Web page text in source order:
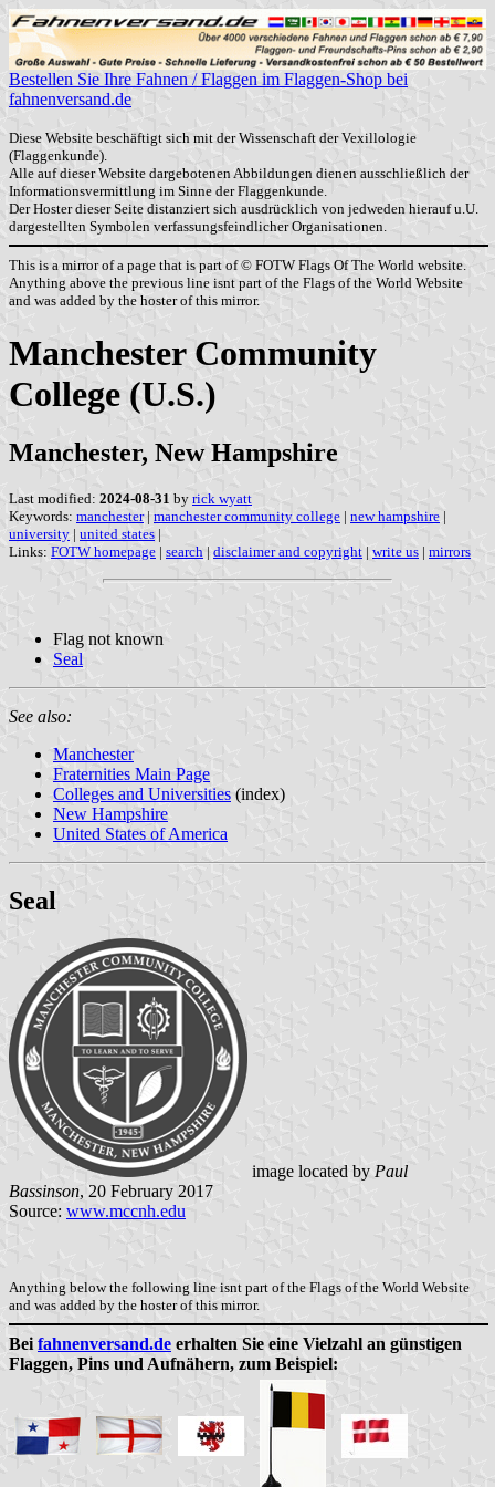
Bestellen Sie Ihre Fahnen / Flaggen im Flaggen-Shop bei
fahnenversand.de
Diese Website beschäftigt sich mit der Wissenschaft der Vexillologie
(Flaggenkunde).
Alle auf dieser Website dargebotenen Abbildungen dienen ausschließlich der
Informationsvermittlung im Sinne der Flaggenkunde.
Der Hoster dieser Seite distanziert sich ausdrücklich von jedweden hierauf u.U.
dargestellten Symbolen verfassungsfeindlicher Organisationen.
This is a mirror of a page that is part of © FOTW Flags Of The World website.
Anything above the previous line isnt part of the Flags of the World Website
and was added by the hoster of this mirror.
Manchester Community
College (U.S.)
Manchester, New Hampshire
Last modified: 2024-08-31 by rick wyatt
Keywords: manchester| manchester community college | new hampshire |
university | united states |
Links: FOTW homepage | search | disclaimer and copyright | write us | mirrors
Flag not known
Seal
See also:
Manchester
Fraternities Main Page
Colleges and Universities (index)
New Hampshire
United States of America
Seal
image located by Paul
Bassinson, 20 February 2017
Source: www.mccnh.edu
Anything below the following line isnt part of the Flags of the World Website
and was added by the hoster of this mirror.
Bei fahnenversand.de erhalten Sie eine Vielzahl an günstigen
Flaggen, Pins und Aufnähern, zum Beispiel: